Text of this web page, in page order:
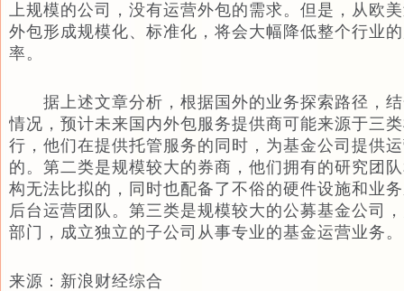
上规模的公司，没有运营外包的需求。但是，从欧
外包形成规模化、标准化，将会大幅降低整个行业
率。
据上述文章分析，根据国外的业务探索路径，结
情况，预计未来国内外包服务提供商可能来源于三
行，他们在提供托管服务的同时，为基金公司提供
的。第二类是规模较大的券商，他们拥有的研究团
构无法比拟的，同时也配备了不俗的硬件设施和业
后台运营团队。第三类是规模较大的公募基金公司
部门，成立独立的子公司从事专业的基金运营业务。
来源：新浪财经综合